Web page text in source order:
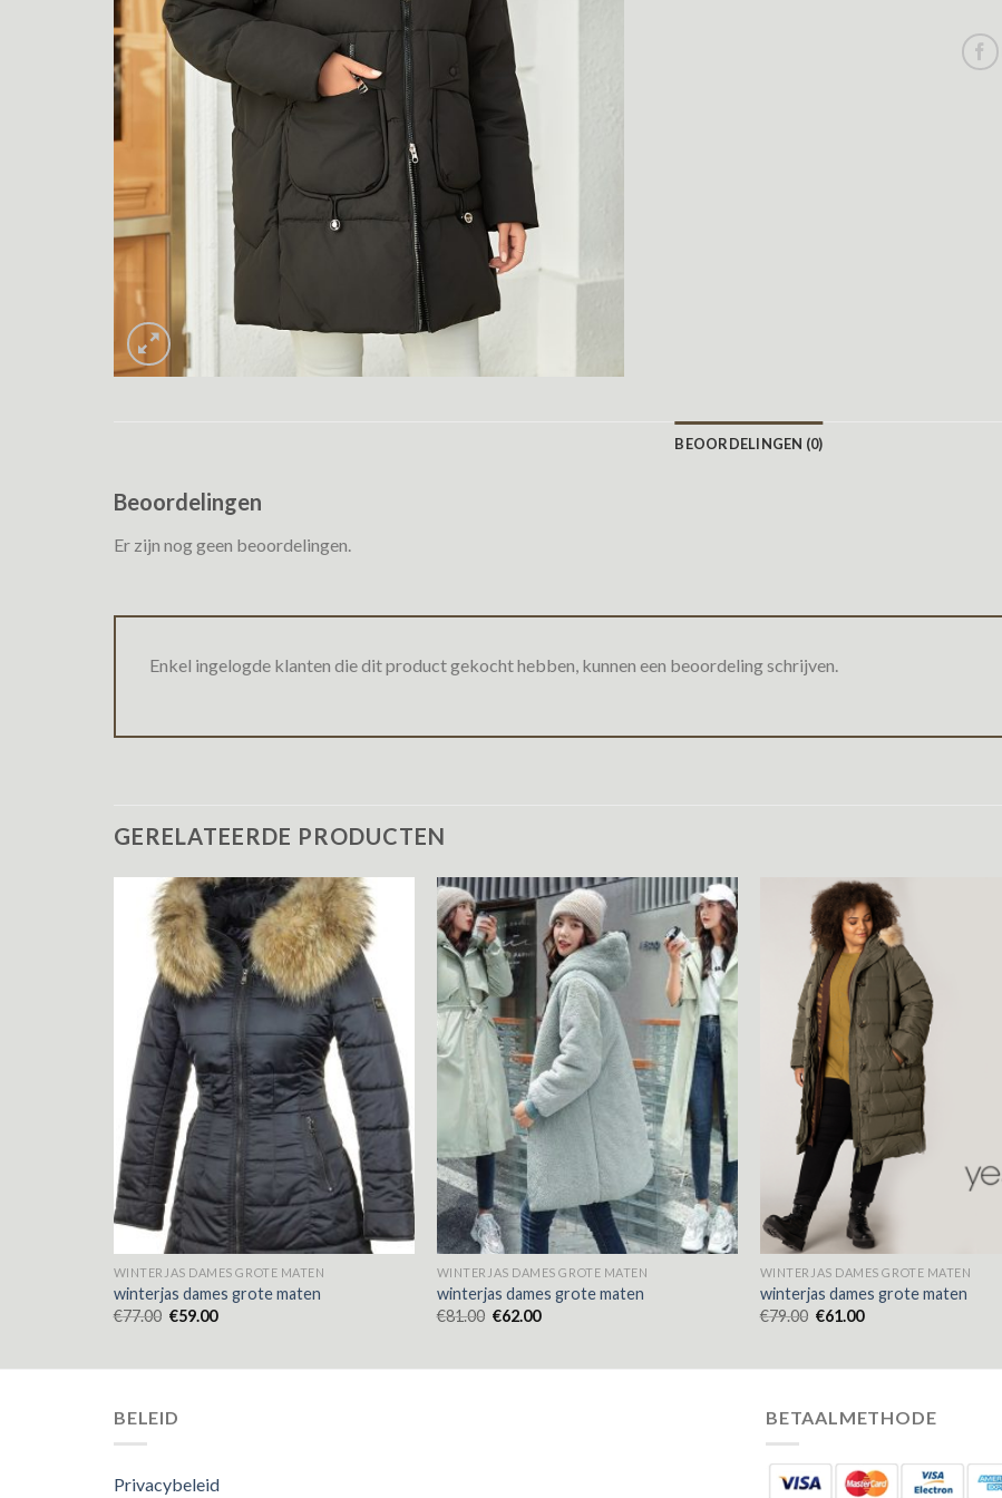
BEOORDELINGEN (0)
Beoordelingen
Er zijn nog geen beoordelingen.
Enkel ingelogde klanten die dit product gekocht hebben, kunnen een beoordeling schrijven.
GERELATEERDE PRODUCTEN
WINTERJAS DAMES GROTE MATEN
winterjas dames grote maten
€77.00 €59.00
WINTERJAS DAMES GROTE MATEN
winterjas dames grote maten
€81.00 €62.00
WINTERJAS DAMES GROTE MATEN
winterjas dames grote maten
€79.00 €61.00
BELEID
Privacybeleid
BETAALMETHODE